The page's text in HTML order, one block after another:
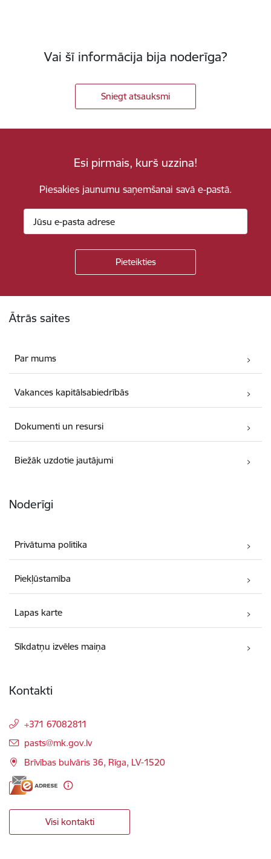
Vai šī informācija bija noderīga?
Sniegt atsauksmi
Esi pirmais, kurš uzzina!
Piesakies jaunumu saņemšanai savā e-pastā.
Ātrās saites
Par mums
Vakances kapitālsabiedrībās
Dokumenti un resursi
Biežāk uzdotie jautājumi
Noderīgi
Privātuma politika
Piekļūstamība
Lapas karte
Sīkdatņu izvēles maiņa
Kontakti
+371 67082811
E-pasts:
pasts@mk.gov.lv
Brīvības bulvāris 36, Rīga, LV-1520
Visi kontakti